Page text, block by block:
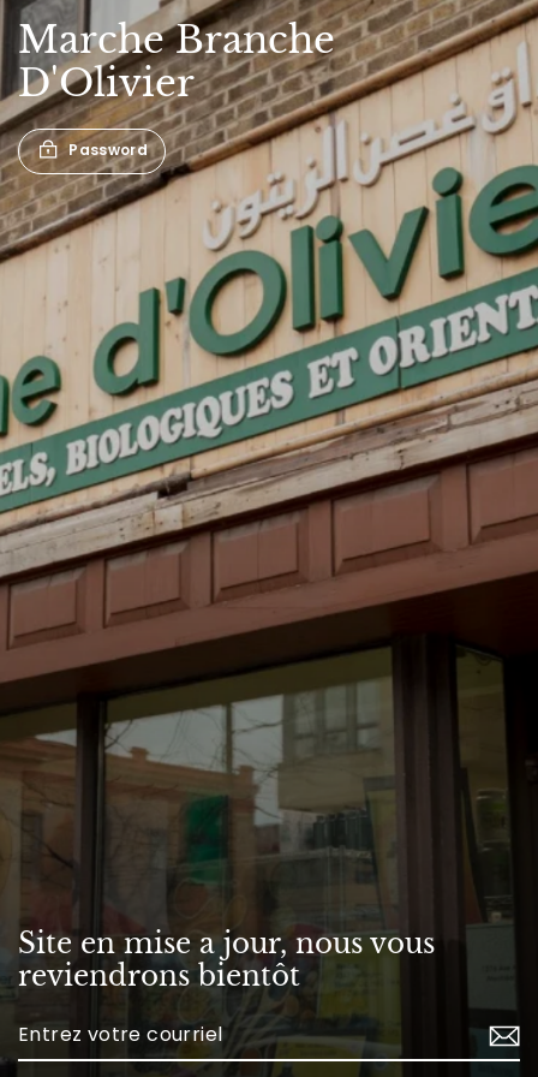
MarcheBranche
D'Olivier
Password
Site en mise a jour, nous vous
reviendrons bientôt
Enter